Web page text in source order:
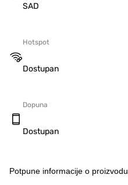
SAD
Hotspot
Dostupan
Dopuna
Dostupan
Potpune informacije o proizvodu